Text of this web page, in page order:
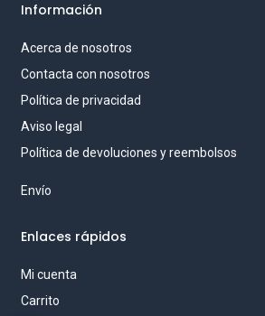
Información
Acerca de nosotros
Contacta con nosotros
Política de privacidad
Aviso legal
Política de devoluciones y reembolsos
Envío
Enlaces rápidos
Mi cuenta
Carrito